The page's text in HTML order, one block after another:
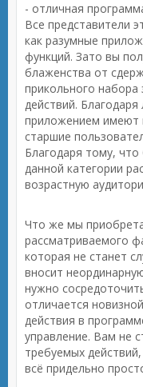
- отличная
Все представители
как разумные
функций. Зато вы
блаженства от
прикольного набора
действий.
приложением имеют
старшие
Благодаря тому,
данной категории
возрастную
Что же мы
рассматриваемого
которая не станет
вносит
нужно
отличается
действия в
управление. Вам не
требуемых
всё придельно